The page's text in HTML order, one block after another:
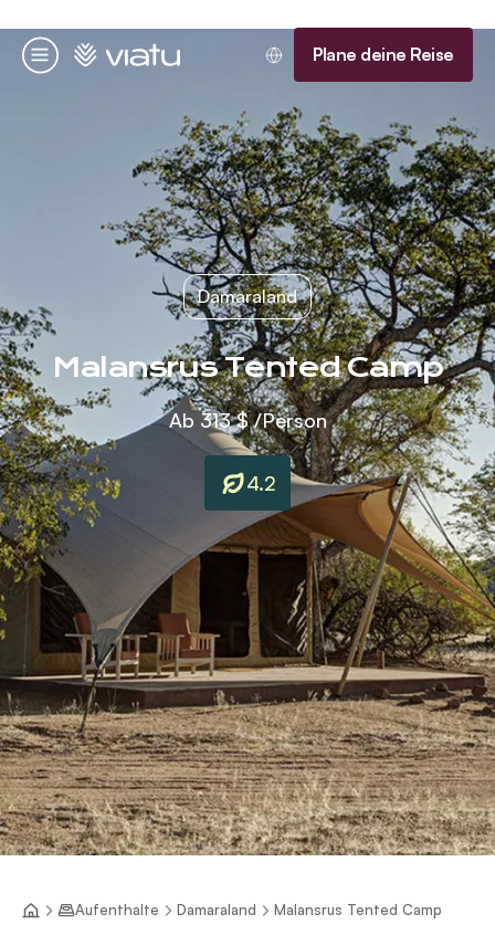
Menü
Startseite Plane deine Reise
Damaraland
Malansrus Tented Camp
Ab 313 $/Person
4.2
Aufenthalte Damaraland Malansrus Tented Camp